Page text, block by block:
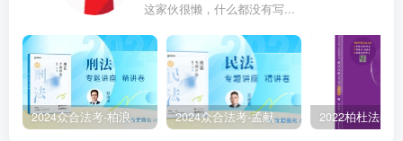
这家伙很懒，什么都没有写...
2024众合法考-柏浪涛刑法-精讲卷pdf电子版（附视频1-76全） 2024众合法考-孟献贵民法-精讲卷.pdf